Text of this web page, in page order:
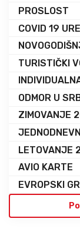
PROSLOST
COVID 19
TURISTIČKI
ODMOR U
ZIMOVANJE
LETOVANJE
AVIO KARTE
EVROPSKI